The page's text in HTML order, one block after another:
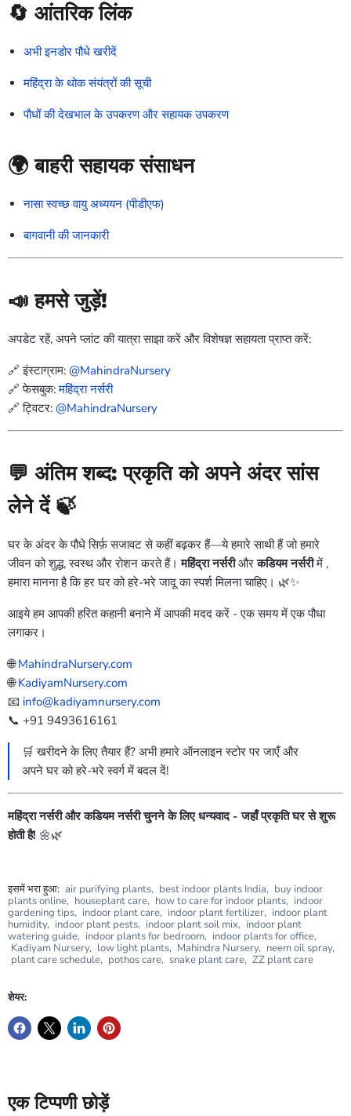
🔄 आंतरिक लिंक
अभी इनडोर पौधे खरीदें
महिंद्रा के थोक संयंत्रों की सूची
पौधों की देखभाल के उपकरण और सहायक उपकरण
🌍 बाहरी सहायक संसाधन
नासा स्वच्छ वायु अध्ययन (पीडीएफ)
बागवानी की जानकारी
📣 हमसे जुड़ें!
अपडेट रहें, अपने प्लांट की यात्रा साझा करें और विशेषज्ञ सहायता प्राप्त करें:
🔗 इंस्टाग्राम: @MahindraNursery
🔗 फेसबुक: महिंद्रा नर्सरी
🔗 ट्विटर: @MahindraNursery
💬 अंतिम शब्द: प्रकृति को अपने अंदर सांस
लेने दें 🍃
घर के अंदर के पौधे सिर्फ़ सजावट से कहीं बढ़कर हैं—ये हमारे साथी हैं जो हमारे
जीवन को शुद्ध, स्वस्थ और रोशन करते हैं। महिंद्रा नर्सरी और कडियम नर्सरीमें ,
हमारा मानना है कि हर घर को हरे-भरे जादू का स्पर्श मिलना चाहिए। 🌿✨
आइये हम आपकी हरित कहानी बनाने में आपकी मदद करें - एक समय में एक पौधा
लगाकर।
🌐 MahindraNursery.com
🌐 KadiyamNursery.com
📧 info@kadiyamnursery.com
📞 +91 9493616161
🛒 खरीदने के लिए तैयार हैं? अभी हमारे ऑनलाइन स्टोर पर जाएँ और
अपने घर को हरे-भरे स्वर्ग में बदल दें!
महिंद्रा नर्सरी और कडियम नर्सरी चुनने के लिए धन्यवाद - जहाँ प्रकृति घर से शुरू
होती है! 🌼🌿
इसमें भरा हुआ: air purifying plants, best indoor plants India, buy indoor
plants online, houseplant care, how to care for indoor plants, indoor
gardening tips, indoor plant care, indoor plant fertilizer, indoor plant
humidity, indoor plant pests, indoor plant soil mix, indoor plant
watering guide, indoor plants for bedroom, indoor plants for office,
Kadiyam Nursery, low light plants, Mahindra Nursery, neem oil spray,
plant care schedule, pothos care, snake plant care, ZZ plant care
शेयर:
एक टिप्पणी छोड़ें